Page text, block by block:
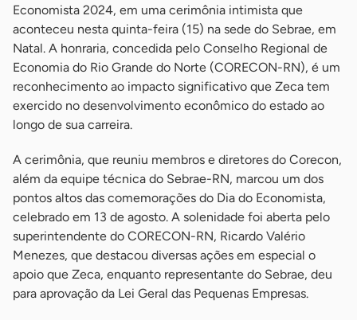
Economista 2024, em uma cerimônia intimista que
aconteceu nesta quinta-feira (15) na sede do Sebrae, em
Natal. A honraria, concedida pelo Conselho Regional de
Economia do Rio Grande do Norte (CORECON-RN), é um
reconhecimento ao impacto significativo que Zeca tem
exercido no desenvolvimento econômico do estado ao
longo de sua carreira.
A cerimônia, que reuniu membros e diretores do Corecon,
além da equipe técnica do Sebrae-RN, marcou um dos
pontos altos das comemorações do Dia do Economista,
celebrado em 13 de agosto. A solenidade foi aberta pelo
superintendente do CORECON-RN, Ricardo Valério
Menezes, que destacou diversas ações em especial o
apoio que Zeca, enquanto representante do Sebrae, deu
para aprovação da Lei Geral das Pequenas Empresas.